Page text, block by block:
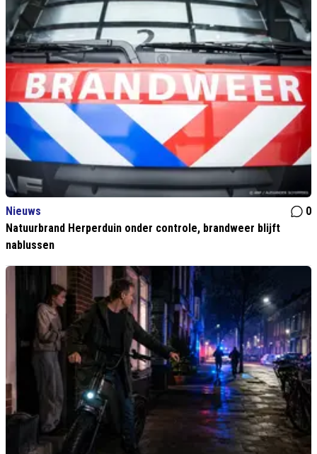
Nieuws
0
Natuurbrand Herperduin onder controle, brandweer blijft
nablussen